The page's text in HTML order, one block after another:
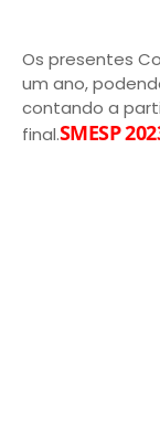
Os presentes
um ano,
contando a
final.SMESP